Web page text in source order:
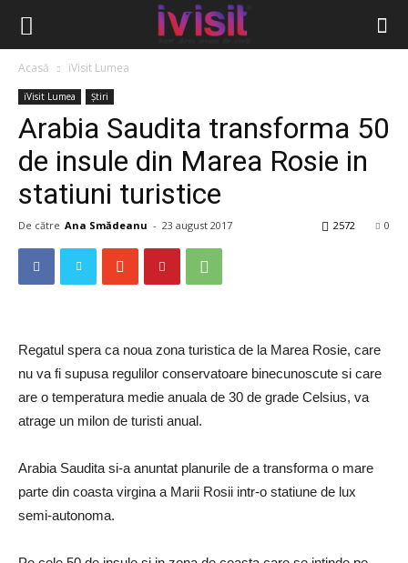
Acasă iVisit Lumea
iVisit Lumea Știri
Arabia Saudita transforma 50
de insule din Marea Rosie in
statiuni turistice
De către Ana Smădeanu - 23 august 2017 0
2572
Regatul spera ca noua zona turistica de la Marea Rosie, care
nu va fi supusa regulilor conservatoare binecunoscute si care
are o temperatura medie anuala de 30 de grade Celsius, va
atrage un milon de turisti anual.
Arabia Saudita si-a anuntat planurile de a transforma o mare
parte din coasta virgina a Marii Rosii intr-o statiune de lux
semi-autonoma.